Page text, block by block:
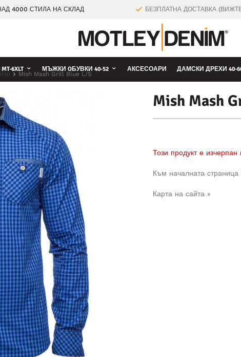
4000 СТИЛА НА СКЛАД БЕЗПЛАТНА ДОСТАВКА
6XLT МЪЖКИ OБУВКИ 40-52 АКСЕСОАРИ ДАМСКИ ДРЕХИ 40-
Mish Mash Grill Blue L/S
Mish Mash
Този продукт е
Към началната страница
Карта на сайта »